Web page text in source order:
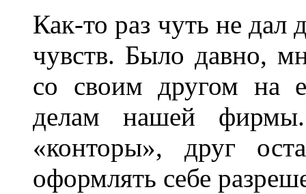
Как-то раз чуть не дал
чувств. Было давно,
со своим другом на
делам нашей фирмы.
«конторы», друг
оформлять себе